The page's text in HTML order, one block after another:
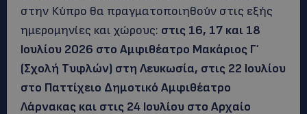
στην Κύπρο θα πραγματοποιηθούν στις εξής
ημερομηνίες και χώρους: στις 16, 17 και 18
Ιουλίου 2026 στο Αμφιθέατρο Μακάριος Γ΄
(Σχολή Τυφλών) στη Λευκωσία, στις 22 Ιουλίου
στο Παττίχειο Δημοτικό Αμφιθέατρο
Λάρνακας και στις 24 Ιουλίου στο Αρχαίο